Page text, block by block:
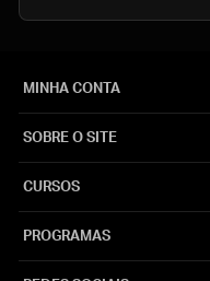
MINHA CONTA
SOBRE O SITE
CURSOS
PROGRAMAS